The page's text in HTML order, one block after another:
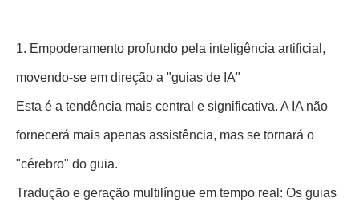
1. Empoderamento profundo pela inteligência artificial,
movendo-se em direção a "guias de IA"
Esta é a tendência mais central e significativa. A IA não
fornecerá mais apenas assistência, mas se tornará o
"cérebro" do guia.
Tradução e geração multilíngue em tempo real: Os guias